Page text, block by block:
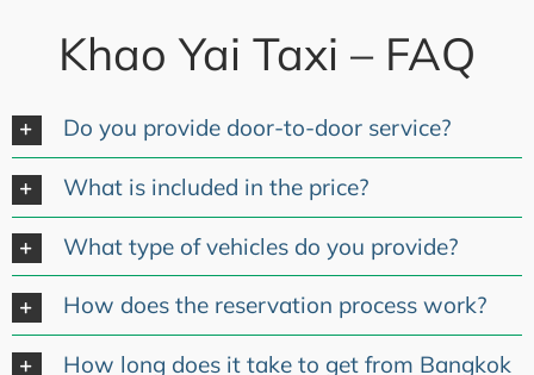
Khao Yai Taxi – FAQ
Do you provide door-to-door service?
What is included in the price?
What type of vehicles do you provide?
How does the reservation process work?
How long does it take to get from Bangkok